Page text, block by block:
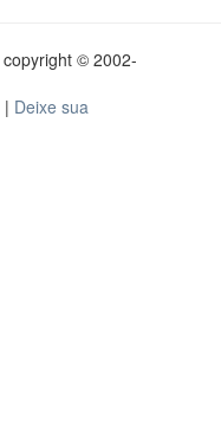
copyright © 2002-
| Deixe sua